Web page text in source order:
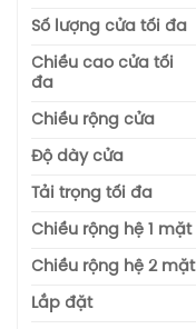
Số lượng cửa tối đa
Chiều cao cửa tối
đa
Chiều rộng cửa
Độ dày cửa
Tải trọng tối đa
Chiều rộng hệ 1 mặt
Chiều rộng hệ 2 mặt
Lắp đặt